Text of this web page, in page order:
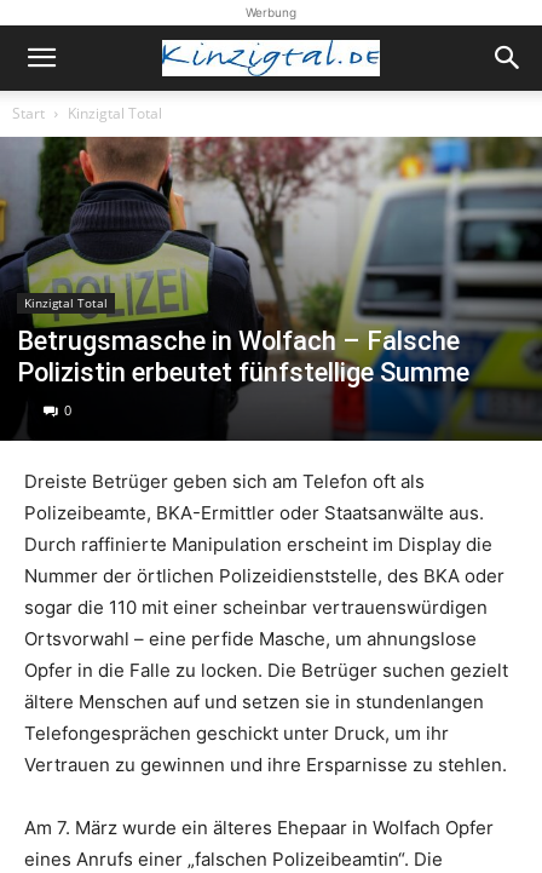
Werbung
Start Kinzigtal Total
Kinzigtal Total
Betrugsmasche in Wolfach – Falsche
Polizistin erbeutet fünfstellige Summe
0
Dreiste Betrüger geben sich am Telefon oft als
Polizeibeamte, BKA-Ermittler oder Staatsanwälte aus.
Durch raffinierte Manipulation erscheint im Display die
Nummer der örtlichen Polizeidienststelle, des BKA oder
sogar die 110 mit einer scheinbar vertrauenswürdigen
Ortsvorwahl – eine perfide Masche, um ahnungslose
Opfer in die Falle zu locken. Die Betrüger suchen gezielt
ältere Menschen auf und setzen sie in stundenlangen
Telefongesprächen geschickt unter Druck, um ihr
Vertrauen zu gewinnen und ihre Ersparnisse zu stehlen.
Am 7. März wurde ein älteres Ehepaar in Wolfach Opfer
eines Anrufs einer „falschen Polizeibeamtin“. Die